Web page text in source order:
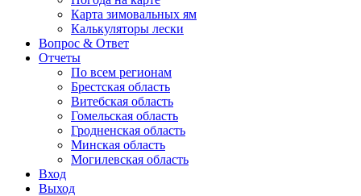
Карта зимовальных ям
Калькуляторы лески
Вопрос & Ответ
Отчеты
По всем регионам
Брестская область
Витебская область
Гомельская область
Гродненская область
Минская область
Могилевская область
Вход
Выход